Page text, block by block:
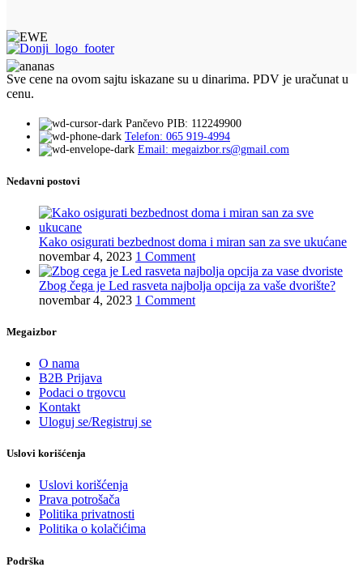
Sve cene na ovom sajtu iskazane su u dinarima. PDV je uračunat u
cenu.
Pančevo PIB: 112249900
Telefon: 065 919-4994
Email: megaizbor.rs@gmail.com
Nedavni postovi
Kako osigurati bezbednost doma i miran san za sve ukućane
novembar 4, 2023 1 Comment
Zbog čega je Led rasveta najbolja opcija za vaše dvorište?
novembar 4, 2023 1 Comment
Megaizbor
O nama
B2B Prijava
Podaci o trgovcu
Kontakt
Uloguj se/Registruj se
Uslovi korišćenja
Uslovi korišćenja
Prava potrošača
Politika privatnosti
Politika o kolačićima
Podrška